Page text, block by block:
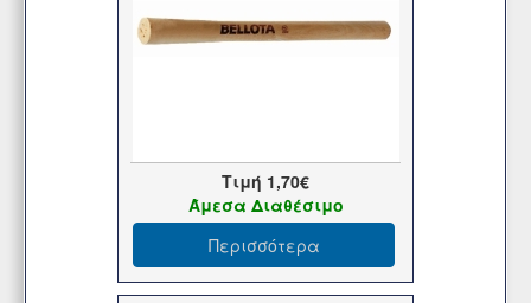
Τιμή 1,70€
Άμεσα Διαθέσιμο
Περισσότερα